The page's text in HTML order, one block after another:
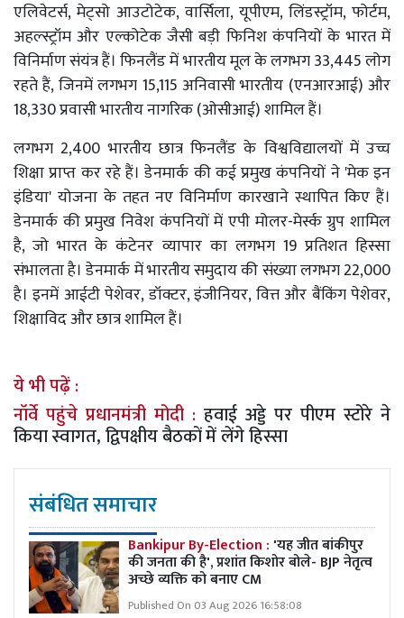
एलिवेटर्स, मेट्सो आउटोटेक, वार्सिला, यूपीएम, लिंडस्ट्रॉम, फोर्टम,
अहल्स्ट्रॉम और एल्कोटेक जैसी बड़ी फिनिश कंपनियों के भारत में
विनिर्माण संयंत्र हैं। फिनलैंड में भारतीय मूल के लगभग 33,445 लोग
रहते हैं, जिनमें लगभग 15,115 अनिवासी भारतीय (एनआरआई) और
18,330 प्रवासी भारतीय नागरिक (ओसीआई) शामिल हैं।
लगभग 2,400 भारतीय छात्र फिनलैंड के विश्वविद्यालयों में उच्च
शिक्षा प्राप्त कर रहे हैं। डेनमार्क की कई प्रमुख कंपनियों ने 'मेक इन
इंडिया' योजना के तहत नए विनिर्माण कारखाने स्थापित किए हैं।
डेनमार्क की प्रमुख निवेश कंपनियों में एपी मोलर-मेर्स्क ग्रुप शामिल
है, जो भारत के कंटेनर व्यापार का लगभग 19 प्रतिशत हिस्सा
संभालता है। डेनमार्क में भारतीय समुदाय की संख्या लगभग 22,000
है। इनमें आईटी पेशेवर, डॉक्टर, इंजीनियर, वित्त और बैंकिंग पेशेवर,
शिक्षाविद और छात्र शामिल हैं।
ये भी पढ़ें :
नॉर्वे पहुंचे प्रधानमंत्री मोदी : हवाई अड्डे पर पीएम स्टोरे ने
किया स्वागत, द्विपक्षीय बैठकों में लेंगे हिस्सा
संबंधित समाचार
Bankipur By-Election : 'यह जीत बांकीपुर
की जनता की है', प्रशांत किशोर बोले- BJP नेतृत्व
अच्छे व्यक्ति को बनाए CM
Published On 03 Aug 2026 16:58:08